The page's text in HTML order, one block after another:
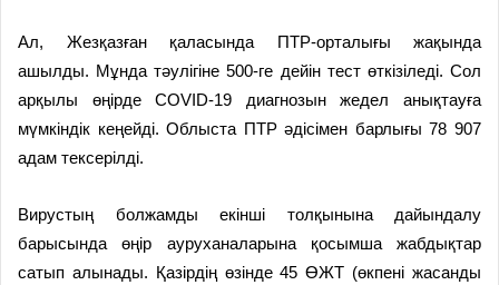
Ал, Жезқазған қаласында ПТР-орталығы жақында
ашылды. Мұнда тәулігіне 500-ге дейін тест өткізіледі. Сол
арқылы өңірде COVID-19 диагнозын жедел анықтауға
мүмкіндік кеңейді. Облыста ПТР әдісімен барлығы 78 907
адам тексерілді.
Вирустың болжамды екінші толқынына дайындалу
барысында өңір ауруханаларына қосымша жабдықтар
сатып алынады. Қазірдің өзінде 45 ӨЖТ (өкпені жасанды